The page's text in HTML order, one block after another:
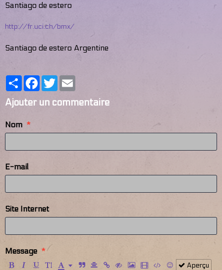
Santiago de estero
http://fr.uci.ch/bmx/
Santiago de estero Argentine
PartagerFacebook
Twitter
Ajouter un commentaire
Nom
E-mail
Site Internet
Message
Aperçu